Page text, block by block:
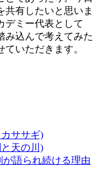
共有したいと思いま
デミー代表として
み込んで考えてみた
いただきます。
ササギ)
天の川)
語られ続ける理由